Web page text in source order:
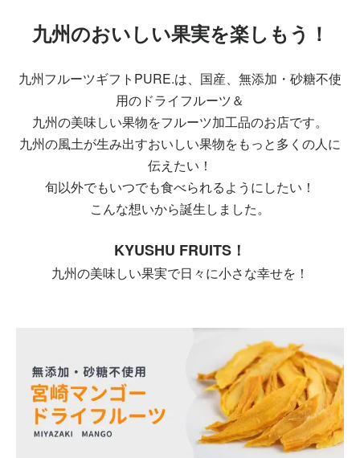
九州のおいしい果実を楽しもう！
九州フルーツギフトPURE.は、国産、無添加・砂糖不使
用のドライフルーツ＆
九州の美味しい果物をフルーツ加工品のお店です。
九州の風土が生み出すおいしい果物をもっと多くの人に
伝えたい！
旬以外でもいつでも食べられるようにしたい！
こんな想いから誕生しました。
KYUSHU FRUITS！
九州の美味しい果実で日々に小さな幸せを！